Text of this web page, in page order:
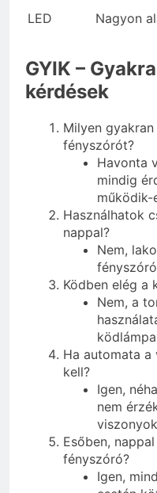
LED
Nagyon
GYIK –
kérdések
Milyen
fényszórót?
Havonta
mindig
működik-
Használhatok
nappal?
Nem,
Ködben elég a
Nem, a
Ha automata
kell?
Igen,
nem
Esőben,
fényszóró?
Igen,